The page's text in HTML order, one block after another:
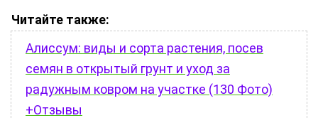
Читайте также:
Алиссум: виды и сорта растения, посев
семян в открытый грунт и уход за
радужным ковром на участке (130 Фото)
+Отзывы